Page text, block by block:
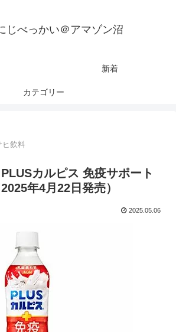
じべっかい＠アマゾン沼
新着
カテゴリー
ヒ飲料
カルピス 免疫サポート
年4月22日発売）
2025.05.06